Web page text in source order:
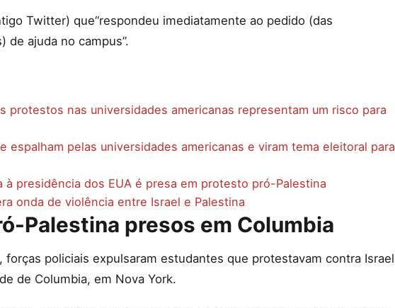
Twitter) que“respondeu imediatamente ao pedido (das
de ajuda no campus”.
protestos nas universidades americanas representam um risco para
espalham pelas universidades americanas e viram tema eleitoral para
à presidência dos EUA é presa em protesto pró-Palestina
onda de violência entre Israel e Palestina
Palestina presos em Columbia
policiais expulsaram estudantes que protestavam contra Israel
de Columbia, em Nova York.